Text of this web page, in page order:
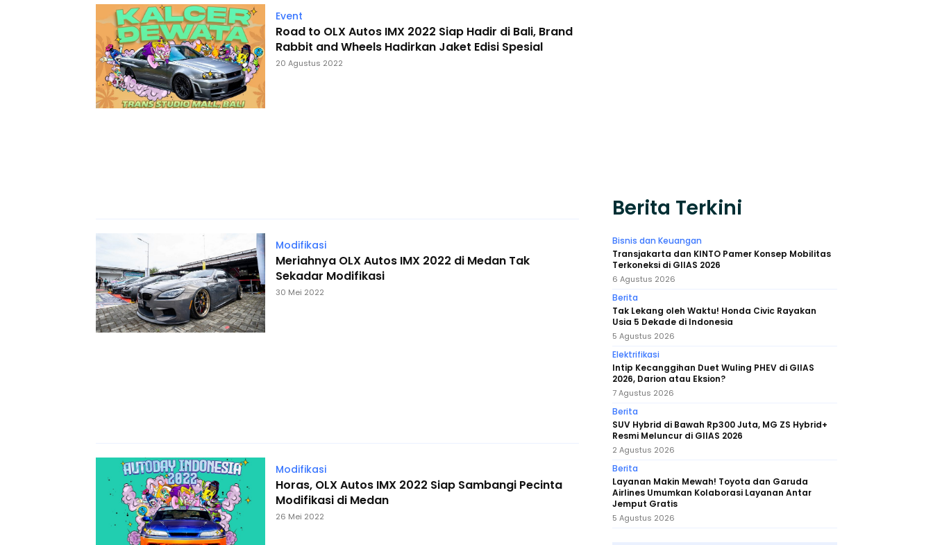
Event
Road to OLX Autos IMX 2022 Siap Hadir di Bali, Brand
Rabbit and Wheels Hadirkan Jaket Edisi Spesial
20 Agustus 2022
Modifikasi
Meriahnya OLX Autos IMX 2022 di Medan Tak
Sekadar Modifikasi
30 Mei 2022
Modifikasi
Horas, OLX Autos IMX 2022 Siap Sambangi Pecinta
Modifikasi di Medan
26 Mei 2022
Berita Terkini
Bisnis dan Keuangan
Transjakarta dan KINTO Pamer Konsep Mobilitas
Terkoneksi di GIIAS 2026
6 Agustus 2026
Berita
Tak Lekang oleh Waktu! Honda Civic Rayakan
Usia 5 Dekade di Indonesia
5 Agustus 2026
Elektrifikasi
Intip Kecanggihan Duet Wuling PHEV di GIIAS
2026, Darion atau Eksion?
7 Agustus 2026
Berita
SUV Hybrid di Bawah Rp300 Juta, MG ZS Hybrid+
Resmi Meluncur di GIIAS 2026
2 Agustus 2026
Berita
Layanan Makin Mewah! Toyota dan Garuda
Airlines Umumkan Kolaborasi Layanan Antar
Jemput Gratis
5 Agustus 2026